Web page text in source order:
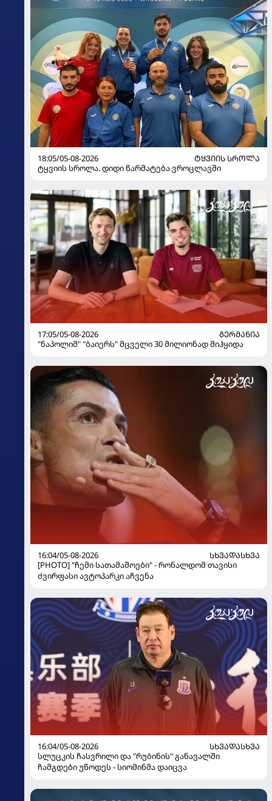
18:05/05-08-2026
ᲢᲧᲕᲘᲘᲡ ᲡᲠᲝᲚᲐ
ტყვიის სროლა. დიდი წარმატება ვროცლავში
17:05/05-08-2026
ᲒᲔᲠᲛᲐᲜᲘᲐ
"ნაპოლიმ" "ბაიერს" მცველი 30 მილიონად მიჰყიდა
16:04/05-08-2026
ᲡᲮᲕᲐᲓᲐᲡᲮᲕᲐ
[PHOTO] "ჩემი სათამაშოები" - რონალდომ თავისი
ძვირფასი ავტოპარკი აჩვენა
16:04/05-08-2026
ᲡᲮᲕᲐᲓᲐᲡᲮᲕᲐ
სლუცკის ჩასვრილი და "რუბინის" განავალში
ჩამგდები უწოდეს - სიომინმა დაიცვა